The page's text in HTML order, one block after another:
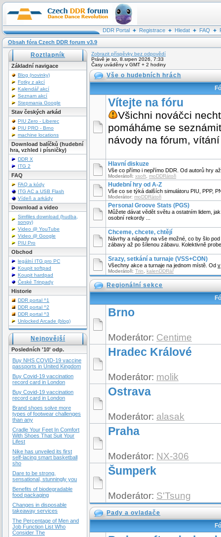
DDR Portal Registrace Hledat FAQ
Obsah fóra Czech DDR forum v3.9
Roztlapník
Základní navigace
Blog (novinky)
Fotky z akcí
Kalendář akcí
Seznam akcí
Stepmania Google
Stav českých arkád
PIU Zero - Liberec
PIU PRO - Brno
machine locations
Download balíčků (hudební
hra, vzhled i písničky)
DDR X
ITG 2
FAQ
FAQ a kódy
ITG AC a USB Flash
Vídeň a arkády
Download a video
Simfiles download (hudba,
songy)
Video @ YouTube
Video @ Google
PIU Pro
Obchod
legální ITG pro PC
Koupit softpad
Koupit hardpad
České Trinpady
Historie
DDR portal ^1
DDR portal ^2
DDR portal ^3
Unlocked Arcade (blog)
Nejnovější
Posledních '10' odp.
Buy NHS COVID-19 vaccine
passports in United Kingdom
Buy Covid-19 vaccination
record card in London
Buy Covid-19 vaccination
record card in London
Brand shoes solve more
types of footwear challenges
than any
Cradle Your Feet In Comfort
With Shoes That Suit Your
Lifest
Nike has unveiled its first
self-lacing smart basketball
sho
Dare to be strong,
sensational, stunningly you
Benefits of biodegradable
food packaging
Changes in disposable
takeaway services
The Percentage of Men and
Job Function List Who
Consider The
Zobrazit příspěvky bez odpovědí
Právě je so, 8.srpen 2026, 7:33
Časy uváděny v GMT + 2 hodiny
Vše o hudebních hrách
Vítejte na fóru
Všichni nováčci
pomáháme se
návody na fórum,
Hlavní diskuze
Vše co přímo i nepřímo DDR. Od autorů hry
Moderátoři: xsoft moDDRátoři
Hudební hry od A-Z
Vše co se týká dalších simulátoru PIU, PPP,
Moderátor: moDDRátoři
Personal Groove Stats (PGS)
Můžete dávat vědět světu a ostatním lidem,
osobní rekordy ...
Chceme, chcete, chtějí
Návrhy a nápady na vše možné, co by šlo
zábavy až po šílenou zábavu. Kolektivně
Srazy, setkání a turnaje (VSS+CON)
Všechny akce a turnaje na jednom místě. Od v
Moderátoři: Trin kalenDDRář
Regionální sekce
Brno
Moderátor: Centime
Hradec Králové
Moderátor: molik
Ostrava
Moderátor: alasak
Praha
Moderátor: NX-306
Šumperk
Moderátor: S'Tsung
Pady a ovladače